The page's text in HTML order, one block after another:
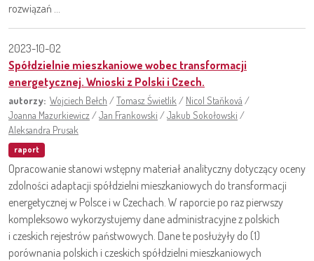
rozwiązań ...
2023-10-02
Spółdzielnie mieszkaniowe wobec transformacji
energetycznej. Wnioski z Polski i Czech.
autorzy: Wojciech Bełch /Tomasz Świetlik / Nicol Staňková /
Joanna Mazurkiewicz /Jan Frankowski /Jakub Sokołowski /
Aleksandra Prusak
raport
Opracowanie stanowi wstępny materiał analityczny dotyczący oceny
zdolności adaptacji spółdzielni mieszkaniowych do transformacji
energetycznej w Polsce i w Czechach. W raporcie po raz pierwszy
kompleksowo wykorzystujemy dane administracyjne z polskich
i czeskich rejestrów państwowych. Dane te posłużyły do (1)
porównania polskich i czeskich spółdzielni mieszkaniowych